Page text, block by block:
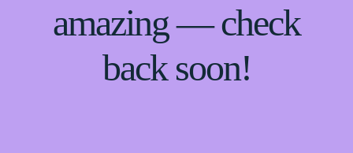
amazing — check
back soon!